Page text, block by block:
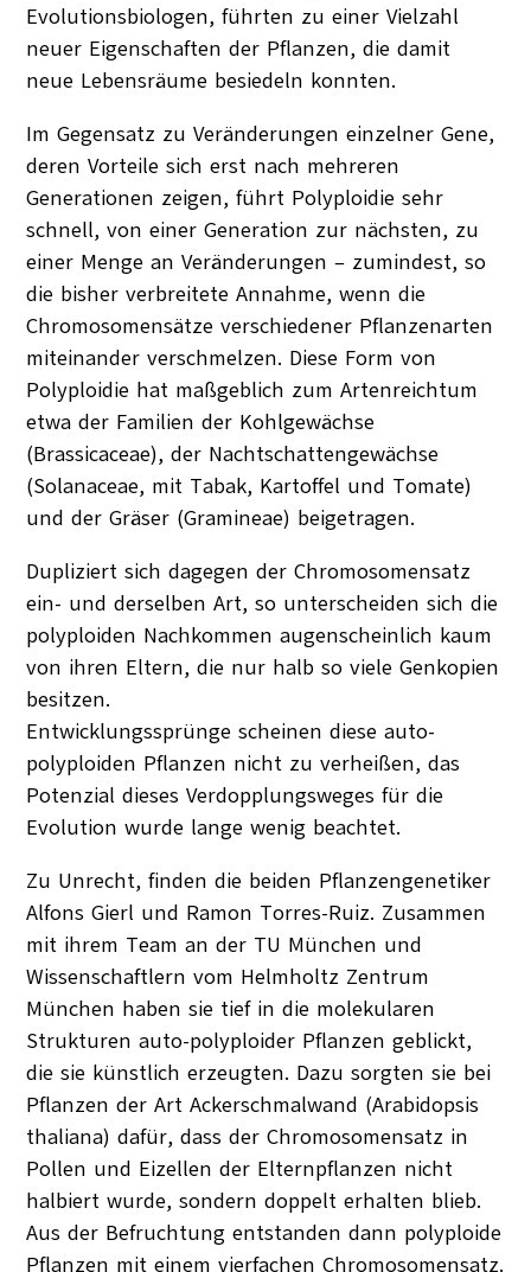
Evolutionsbiologen, führten zu einer Vielzahl
neuer Eigenschaften der Pflanzen, die damit
neue Lebensräume besiedeln konnten.
Im Gegensatz zu Veränderungen einzelner Gene,
deren Vorteile sich erst nach mehreren
Generationen zeigen, führt Polyploidie sehr
schnell, von einer Generation zur nächsten, zu
einer Menge an Veränderungen – zumindest, so
die bisher verbreitete Annahme, wenn die
Chromosomensätze verschiedener Pflanzenarten
miteinander verschmelzen. Diese Form von
Polyploidie hat maßgeblich zum Artenreichtum
etwa der Familien der Kohlgewächse
(Brassicaceae), der Nachtschattengewächse
(Solanaceae, mit Tabak, Kartoffel und Tomate)
und der Gräser (Gramineae) beigetragen.
Dupliziert sich dagegen der Chromosomensatz
ein- und derselben Art, so unterscheiden sich die
polyploiden Nachkommen augenscheinlich kaum
von ihren Eltern, die nur halb so viele Genkopien
besitzen.
Entwicklungssprünge scheinen diese auto-
polyploiden Pflanzen nicht zu verheißen, das
Potenzial dieses Verdopplungsweges für die
Evolution wurde lange wenig beachtet.
Zu Unrecht, finden die beiden Pflanzengenetiker
Alfons Gierl und Ramon Torres-Ruiz. Zusammen
mit ihrem Team an der TU München und
Wissenschaftlern vom Helmholtz Zentrum
München haben sie tief in die molekularen
Strukturen auto-polyploider Pflanzen geblickt,
die sie künstlich erzeugten. Dazu sorgten sie bei
Pflanzen der Art Ackerschmalwand (Arabidopsis
thaliana) dafür, dass der Chromosomensatz in
Pollen und Eizellen der Elternpflanzen nicht
halbiert wurde, sondern doppelt erhalten blieb.
Aus der Befruchtung entstanden dann polyploide
Pflanzen mit einem vierfachen Chromosomensatz.